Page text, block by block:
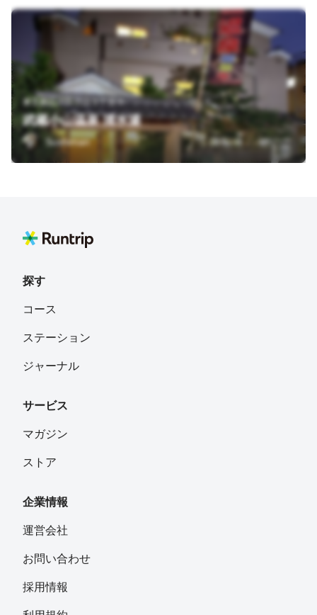
東京都品川区小山３丁目９
武蔵小山温泉 清水湯
Sushiman
探す
コース
ステーション
ジャーナル
サービス
マガジン
ストア
企業情報
運営会社
お問い合わせ
採用情報